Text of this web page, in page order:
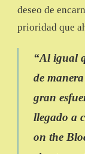
deseo de
prioridad que
“Al igual
de
gran
llegado a
on the